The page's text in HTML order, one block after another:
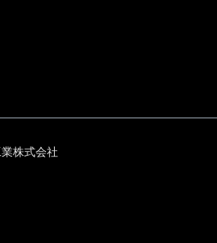
株式会社